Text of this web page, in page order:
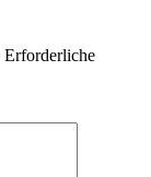
Erforderliche